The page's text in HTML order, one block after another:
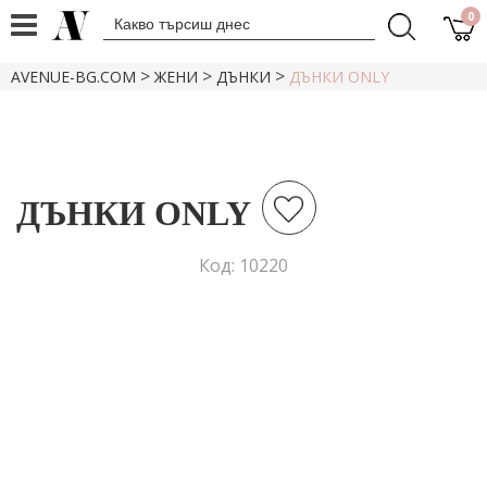
0
AVENUE-BG.COM >ЖЕНИ > ДЪНКИ > ДЪНКИ ONLY
ДЪНКИ ONLY
Код: 10220